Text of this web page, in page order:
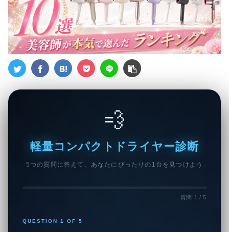
💨
軽量コンパクトドライヤー診断
5つの質問に答えて、あなたにぴったりの1台を見つけよう
質問 1 / 5
QUESTION 1 OF 5